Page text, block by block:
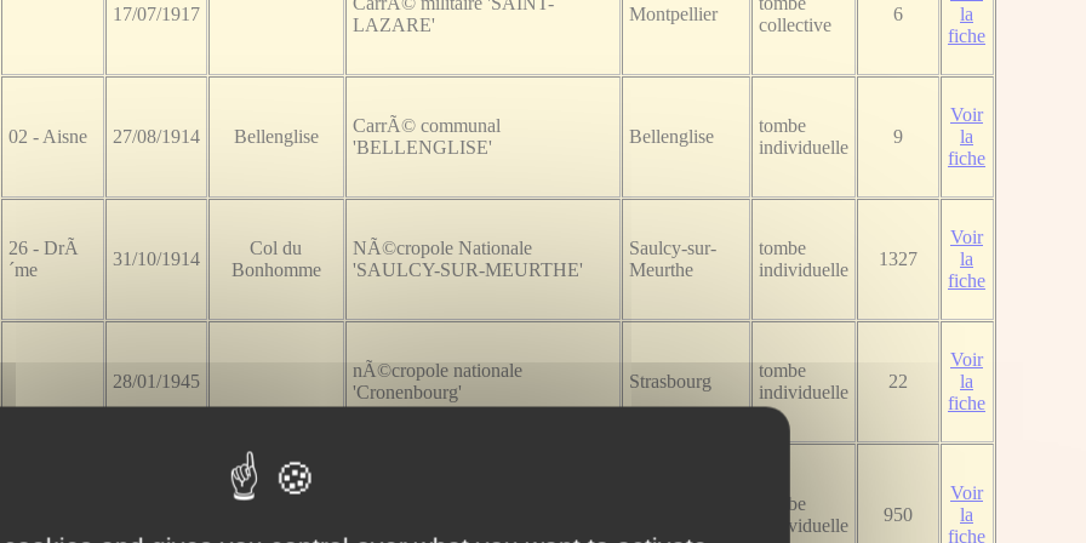
17/07/1917
LAZARE'
Montpellier
collective
6
la
fiche
02 - Aisne 27/08/1914 Bellenglise
CarrÃ© communal
'BELLENGLISE'
Bellenglise
tombe
individuelle
9
Voir
la
fiche
26 - DrÃ
´me
31/10/1914
Col du
Bonhomme
NÃ©cropole Nationale
'SAULCY-SUR-MEURTHE'
Saulcy-sur-
Meurthe
tombe
individuelle
1327
Voir
la
fiche
28/01/1945
nÃ©cropole nationale
'Cronenbourg'
Strasbourg
tombe
individuelle
22
Voir
la
fiche
tombe
individuelle
950
Voir
la
fiche